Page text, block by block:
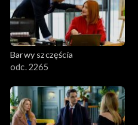
Barwy szczęścia
odc. 2265